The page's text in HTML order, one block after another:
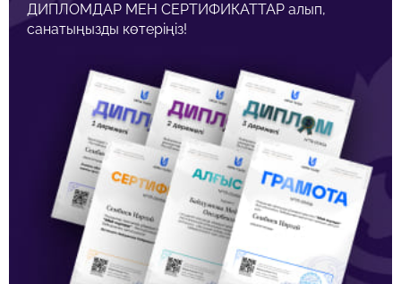
ДИПЛОМДАР МЕН СЕРТИФИКАТТАР алып,
санатыңызды көтеріңіз!